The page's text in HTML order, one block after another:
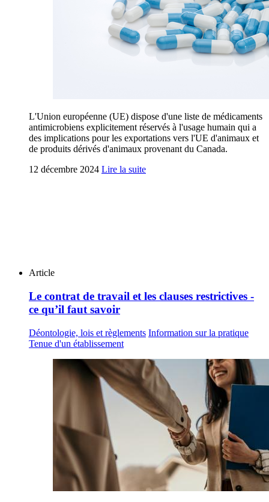
L'Union européenne (UE) dispose d'une liste de médicaments
antimicrobiens explicitement réservés à l'usage humain qui a
des implications pour les exportations vers l'UE d'animaux et
de produits dérivés d'animaux provenant du Canada.
12 décembre 2024 Lire la suite
Article
Le contrat de travail et les clauses restrictives -
ce qu’il faut savoir
Déontologie, lois et règlements Information sur la pratique
Tenue d'un établissement